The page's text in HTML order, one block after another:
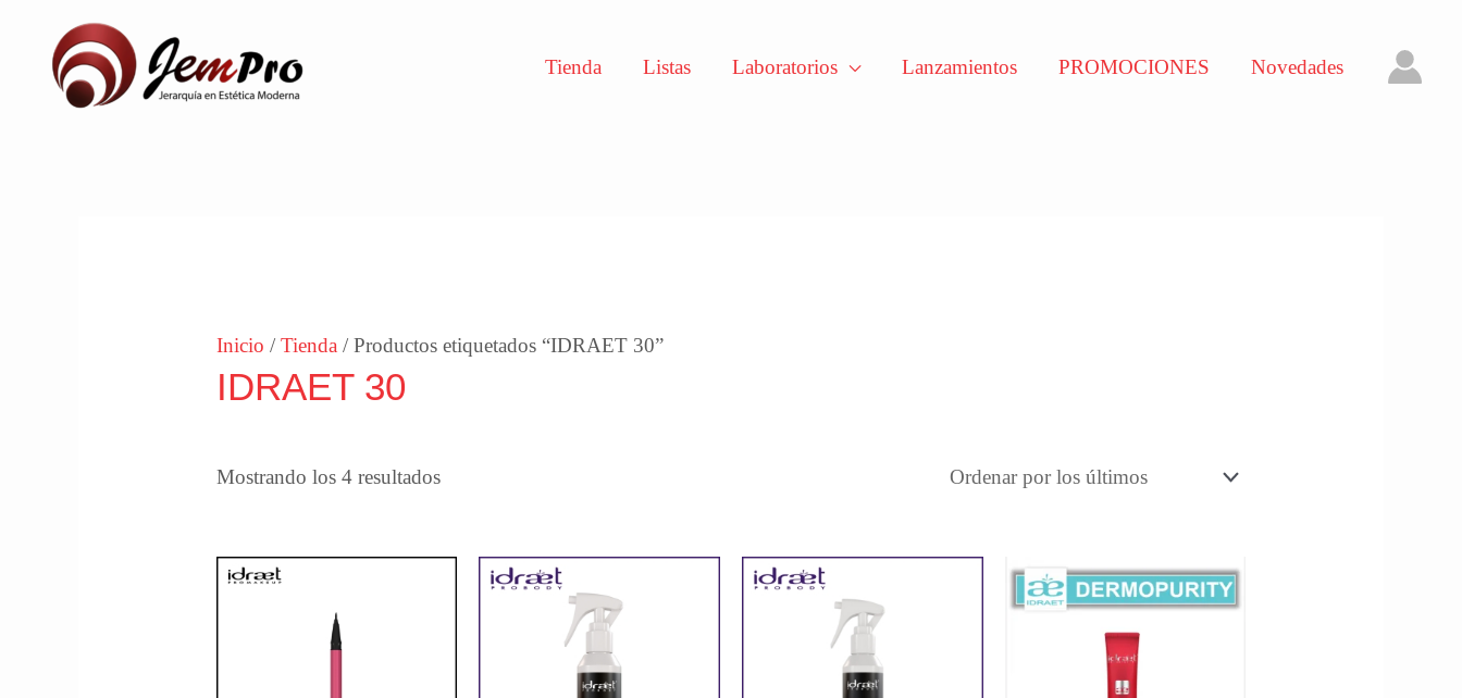
contenido
Tienda Listas Laboratorios Lanzamientos PROMOCIONES Novedades
Inicio / Tienda/ Productos etiquetados “IDRAET 30”
IDRAET 30
Mostrando los 4 resultados